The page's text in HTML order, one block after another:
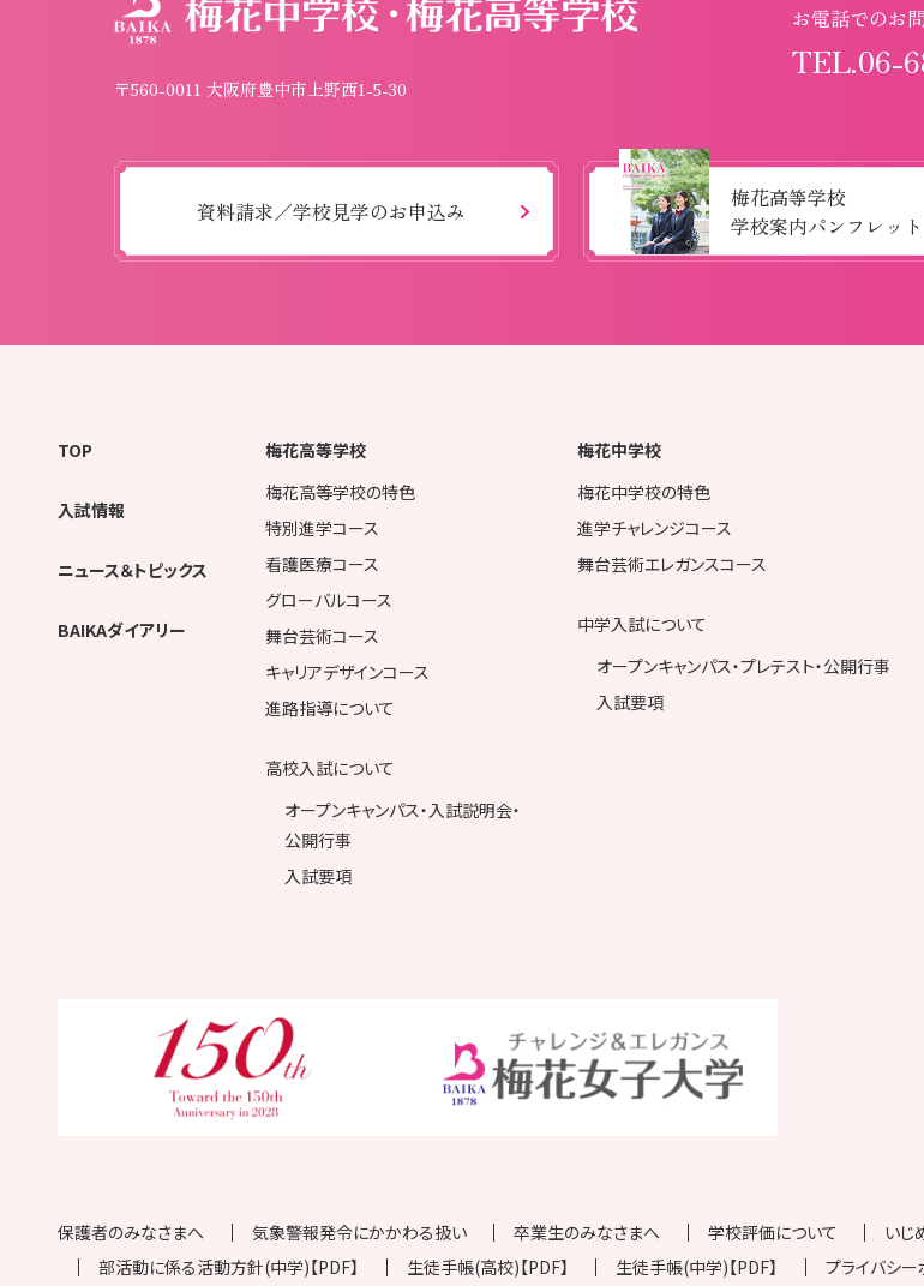
〒560-0011 大阪府豊中市上野西1-5-30
お電話でのお
TEL.06-
資料請求／学校見学のお申込み
梅花高等学校
学校案内パンフレット
TOP
入試情報
ニュース＆トピックス
BAIKAダイアリー
梅花高等学校
梅花高等学校の特色
特別進学コース
看護医療コース
グローバルコース
舞台芸術コース
キャリアデザインコース
進路指導について
高校入試について
オープンキャンパス・入試説明会・
公開行事
入試要項
梅花中学校
梅花中学校の特色
進学チャレンジコース
舞台芸術エレガンスコース
中学入試について
オープンキャンパス・プレテスト・公開行事
入試要項
保護者のみなさまへ 気象警報発令にかかわる扱い 卒業生のみなさまへ 学校評価について いじ
部活動に係る活動方針(中学)【PDF】
生徒手帳(高校)【PDF】 生徒手帳(中学)【PDF】 プライバシー